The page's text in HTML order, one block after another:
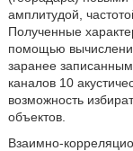
амплитудой,
Полученные
помощью
заранее
каналов 10
возможность
объектов.
Взаимно-